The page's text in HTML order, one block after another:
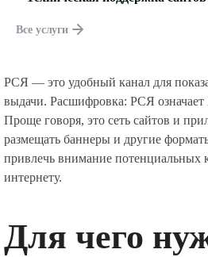
Все услуги
РСЯ — это удобный канал для
выдачи. Расшифровка: РСЯ означает
Проще говоря, это сеть сайтов и
размещать баннеры и другие
привлечь внимание потенциальных
интернету.
Для чего